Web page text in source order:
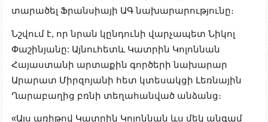
տարածել Ֆրանսիայի ԱԳ նախարարությունը։
Նշվում է, որ նրան կընդունի վարչապետ Նիկոլ
Փաշինյանը: Այնուհետև Կատրին Կոլոննան
Հայաստանի արտաքին գործերի նախարար
Արարատ Միրզոյանի հետ կտեսակցի Լեռնային
Ղարաբաղից բռնի տեղահանված անձանց։
«Այս առիթով Կատրին Կոլոննան ևս մեկ անգամ